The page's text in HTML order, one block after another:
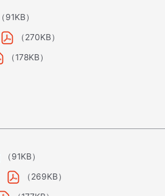
（91KB）
（270KB）
（178KB）
（91KB）
（269KB）